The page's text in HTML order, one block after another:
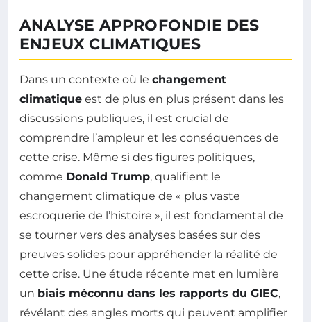
ANALYSE APPROFONDIE DES
ENJEUX CLIMATIQUES
Dans un contexte où le changement
climatique est de plus en plus présent dans les
discussions publiques, il est crucial de
comprendre l’ampleur et les conséquences de
cette crise. Même si des figures politiques,
comme Donald Trump, qualifient le
changement climatique de « plus vaste
escroquerie de l’histoire », il est fondamental de
se tourner vers des analyses basées sur des
preuves solides pour appréhender la réalité de
cette crise. Une étude récente met en lumière
un biais méconnu dans les rapports du GIEC,
révélant des angles morts qui peuvent amplifier